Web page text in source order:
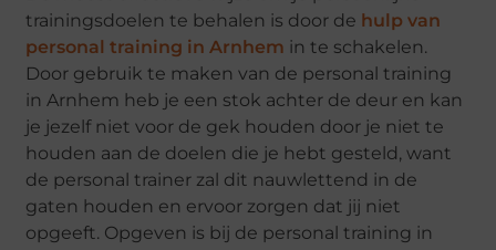
trainingsdoelen te behalen is door de hulp van
personal training in Arnhem in te schakelen.
Door gebruik te maken van de personal training
in Arnhem heb je een stok achter de deur en kan
je jezelf niet voor de gek houden door je niet te
houden aan de doelen die je hebt gesteld, want
de personal trainer zal dit nauwlettend in de
gaten houden en ervoor zorgen dat jij niet
opgeeft. Opgeven is bij de personal training in